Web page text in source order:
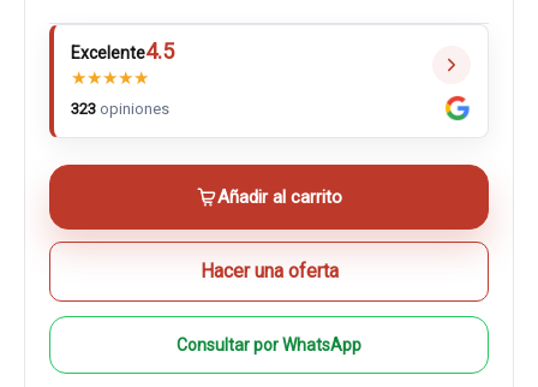
Excelente4.5
★★★★★
323 opiniones
Añadir al carrito
Hacer una oferta
Consultar por WhatsApp